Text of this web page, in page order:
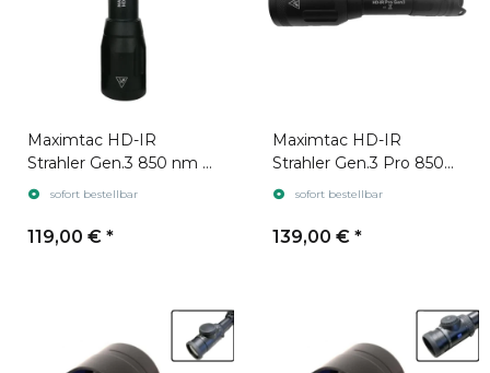
Maximtac HD-IR
Strahler Gen.3 850 nm +
940 nm
sofort bestellbar
119,00 € *
Maximtac HD-IR
Strahler Gen.3 Pro 850
nm + 940 nm
sofort bestellbar
139,00 € *